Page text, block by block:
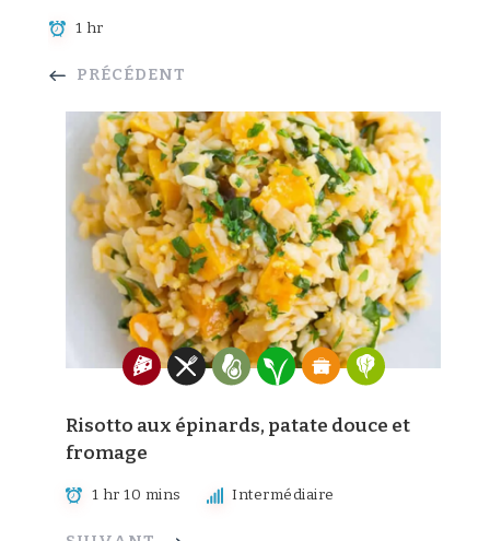
1 hr
PRÉCÉDENT
Risotto aux épinards, patate douce et
fromage
1 hr 10 mins Intermédiaire